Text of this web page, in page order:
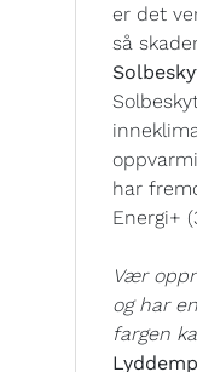
er det
så
har
Energi+
Vær
og har
fargen